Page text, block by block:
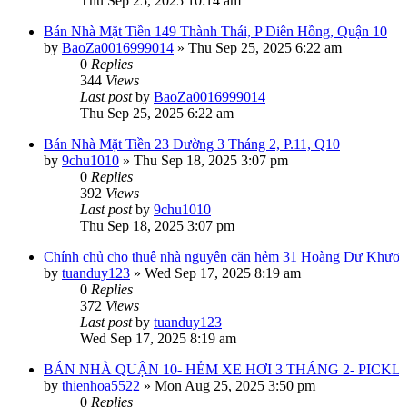
Bán Nhà Mặt Tiền 149 Thành Thái, P Diên Hồng, Quận 10
by BaoZa0016999014 » Thu Sep 25, 2025 6:22 am
0 Replies
344 Views
Last postby BaoZa0016999014
Thu Sep 25, 2025 6:22 am
Bán Nhà Mặt Tiền 23 Đường 3 Tháng 2, P.11, Q10
by 9chu1010 » Thu Sep 18, 2025 3:07 pm
0 Replies
392 Views
Last postby 9chu1010
Thu Sep 18, 2025 3:07 pm
Chính chủ cho thuê nhà nguyên căn hẻm 31 Hoàng Dư
by tuanduy123 » Wed Sep 17, 2025 8:19 am
0 Replies
372 Views
Last postby tuanduy123
Wed Sep 17, 2025 8:19 am
BÁN NHÀ QUẬN 10- HẺM XE HƠI 3 THÁNG 2-
by thienhoa5522 » Mon Aug 25, 2025 3:50 pm
0 Replies